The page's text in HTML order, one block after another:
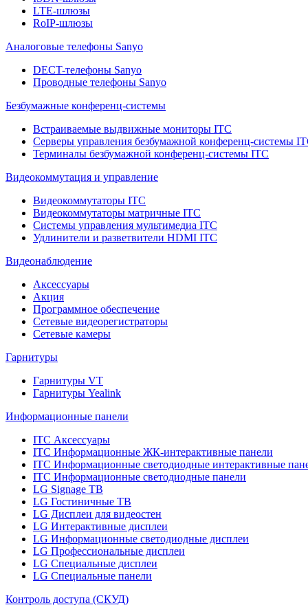
LTE-шлюзы
RoIP-шлюзы
Аналоговые телефоны Sanyo
DECT-телефоны Sanyo
Проводные телефоны Sanyo
Безбумажные конференц-системы
Встраиваемые выдвижные мониторы ITC
Серверы управления безбумажной конференц-системы
Терминалы безбумажной конференц-системы ITC
Видеокоммутация и управление
Видеокоммутаторы ITC
Видеокоммутаторы матричные ITC
Системы управления мультимедиа ITC
Удлинители и разветвители HDMI ITC
Видеонаблюдение
Аксессуары
Акция
Программное обеспечение
Сетевые видеорегистраторы
Сетевые камеры
Гарнитуры
Гарнитуры VT
Гарнитуры Yealink
Информационные панели
ITC Аксессуары
ITC Информационные ЖК-интерактивные панели
ITC Информационные светодиодные интерактивные
ITC Информационные светодиодные панели
LG Signage ТВ
LG Гостиничные ТВ
LG Дисплеи для видеостен
LG Интерактивные дисплеи
LG Информационные светодиодные дисплеи
LG Профессиональные дисплеи
LG Специальные дисплеи
LG Специальные панели
Контроль доступа (СКУД)